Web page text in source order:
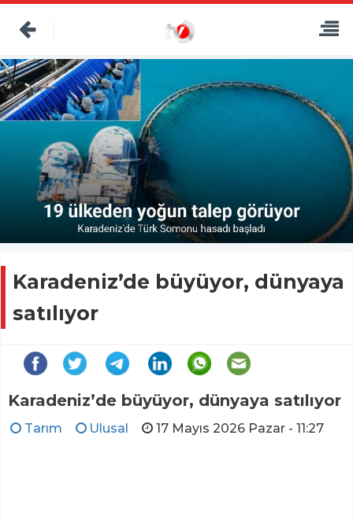
Karadeniz’de büyüyor, dünyaya
satılıyor
Karadeniz’de büyüyor, dünyaya satılıyor
Tarım Ulusal 17 Mayıs 2026 Pazar - 11:27